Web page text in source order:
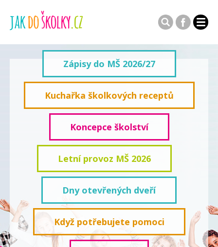
Zápisy do MŠ 2026/27
Kuchařka školkových receptů
Koncepce školství
Letní provoz MŠ 2026
Dny otevřených dveří
Když potřebujete pomoci